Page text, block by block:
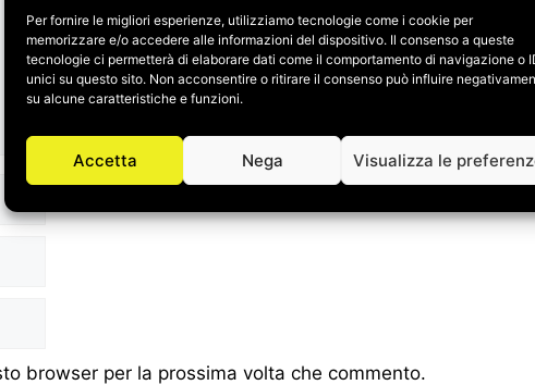
Per fornire le migliori esperienze, utilizziamo tecnologie come i cookie per
memorizzare e/o accedere alle informazioni del dispositivo. Il consenso a queste
tecnologie ci permetterà di elaborare dati come il comportamento di navigazione o
unici su questo sito. Non acconsentire o ritirare il consenso può influire
su alcune caratteristiche e funzioni.
Accetta Nega Visualizza le
browser per la prossima volta che commento.